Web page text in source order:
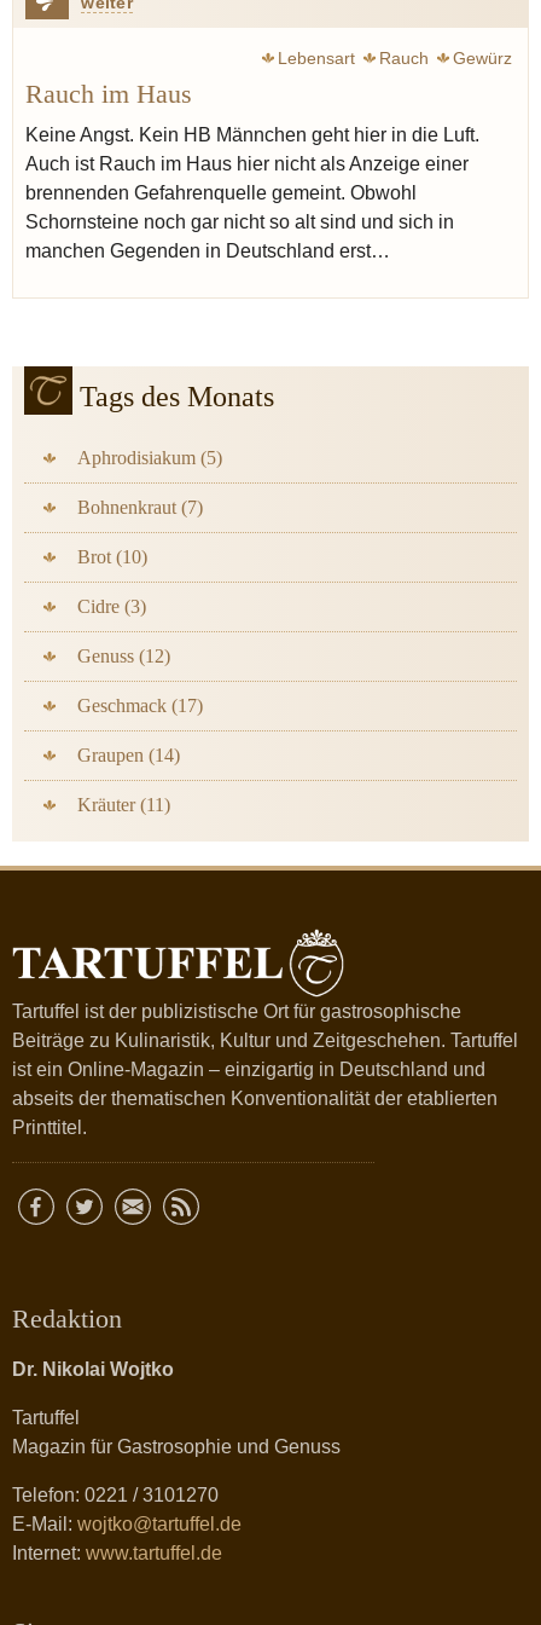
Lebensart Rauch Gewürz
Rauch im Haus
Keine Angst. Kein HB Männchen geht hier in die Luft.
Auch ist Rauch im Haus hier nicht als Anzeige einer
brennenden Gefahrenquelle gemeint. Obwohl
Schornsteine noch gar nicht so alt sind und sich in
manchen Gegenden in Deutschland erst…
Tags des Monats
Aphrodisiakum (5)
Bohnenkraut (7)
Brot (10)
Cidre (3)
Genuss (12)
Geschmack (17)
Graupen (14)
Kräuter (11)
Tartuffel ist der publizistische Ort für gastrosophische
Beiträge zu Kulinaristik, Kultur und Zeitgeschehen. Tartuffel
ist ein Online-Magazin – einzigartig in Deutschland und
abseits der thematischen Konventionalität der etablierten
Printtitel.
Redaktion
Dr. Nikolai Wojtko
Tartuffel
Magazin für Gastrosophie und Genuss
Telefon: 0221 / 3101270
E-Mail: wojtko@tartuffel.de
Internet: www.tartuffel.de